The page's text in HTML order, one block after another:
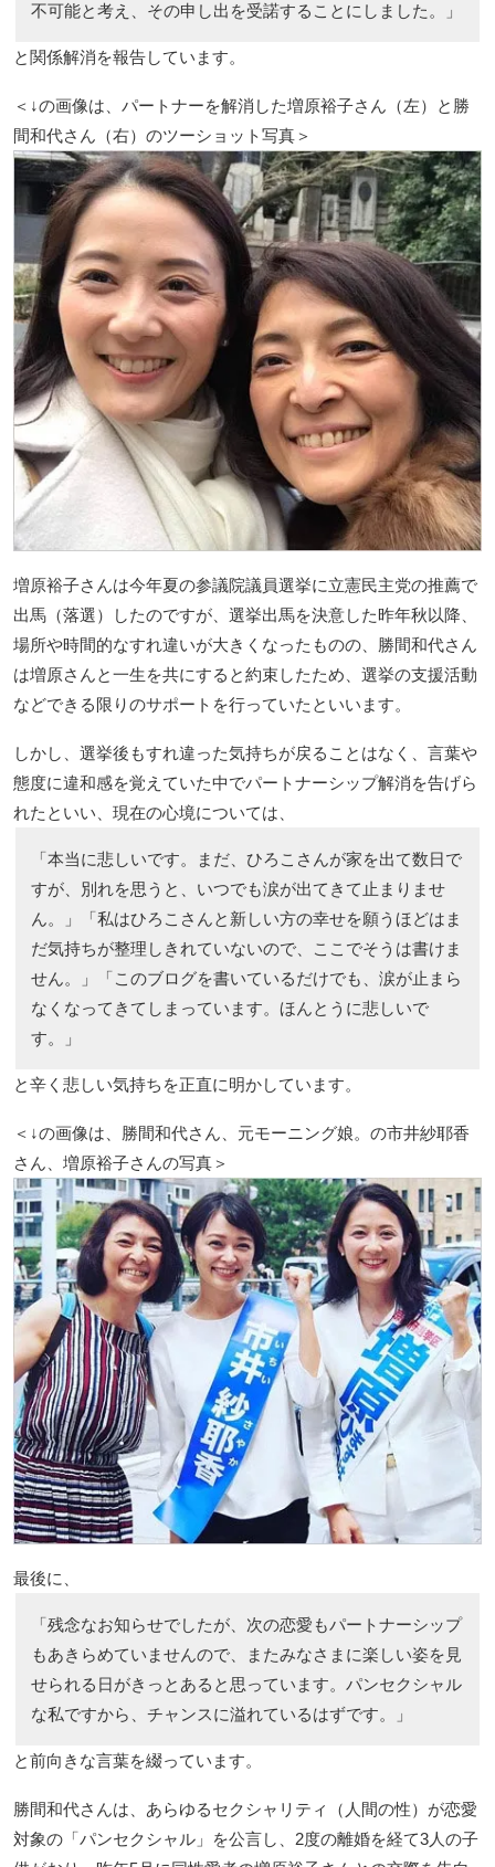
不可能と考え、その申し出を受諾することにしました。」
と関係解消を報告しています。
＜↓の画像は、パートナーを解消した増原裕子さん（左）と勝
間和代さん（右）のツーショット写真＞
増原裕子さんは今年夏の参議院議員選挙に立憲民主党の推薦で
出馬（落選）したのですが、選挙出馬を決意した昨年秋以降、
場所や時間的なすれ違いが大きくなったものの、勝間和代さん
は増原さんと一生を共にすると約束したため、選挙の支援活動
などできる限りのサポートを行っていたといいます。
しかし、選挙後もすれ違った気持ちが戻ることはなく、言葉や
態度に違和感を覚えていた中でパートナーシップ解消を告げら
れたといい、現在の心境については、
「本当に悲しいです。まだ、ひろこさんが家を出て数日で
すが、別れを思うと、いつでも涙が出てきて止まりませ
ん。」「私はひろこさんと新しい方の幸せを願うほどはま
だ気持ちが整理しきれていないので、ここでそうは書けま
せん。」「このブログを書いているだけでも、涙が止まら
なくなってきてしまっています。ほんとうに悲しいで
す。」
と辛く悲しい気持ちを正直に明かしています。
＜↓の画像は、勝間和代さん、元モーニング娘。の市井紗耶香
さん、増原裕子さんの写真＞
最後に、
「残念なお知らせでしたが、次の恋愛もパートナーシップ
もあきらめていませんので、またみなさまに楽しい姿を見
せられる日がきっとあると思っています。パンセクシャル
な私ですから、チャンスに溢れているはずです。」
と前向きな言葉を綴っています。
勝間和代さんは、あらゆるセクシャリティ（人間の性）が恋愛
対象の「パンセクシャル」を公言し、2度の離婚を経て3人の子